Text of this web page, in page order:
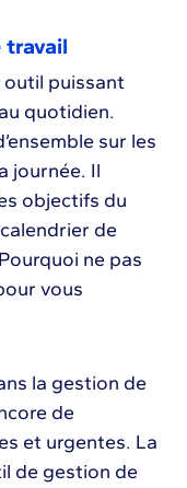
travail
outil puissant
quotidien.
sur les
journée. Il
objectifs du
de
ne pas
vous
la gestion de
de
et urgentes. La
de gestion de